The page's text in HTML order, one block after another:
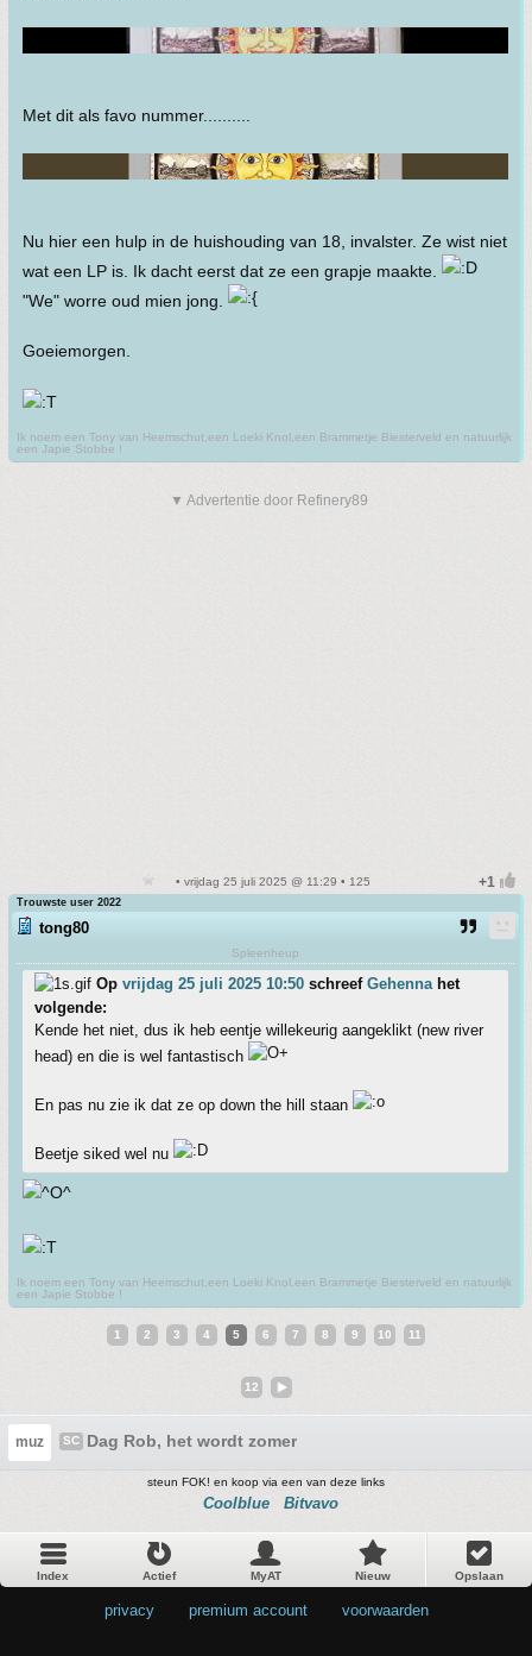
Met dit als favo nummer..........
Nu hier een hulp in de huishouding van 18, invalster. Ze wist niet
wat een LP is. Ik dacht eerst dat ze een grapje maakte.
"We" worre oud mien jong.
Goeiemorgen.
Ik noem een Tony van Heemschut,een Loeki Knol,een Brammetje Biesterveld en natuurlijk
een Japie Stobbe !
▼ Advertentie door Refinery89
• vrijdag 25 juli 2025 @ 11:29 • 125
Trouwste user 2022
tong80
Spleenheup
Op vrijdag 25 juli 2025 10:50 schreef Gehenna het
volgende:
Kende het niet, dus ik heb eentje willekeurig aangeklikt (new river
head) en die is wel fantastisch
En pas nu zie ik dat ze op down the hill staan
Beetje siked wel nu
Ik noem een Tony van Heemschut,een Loeki Knol,een Brammetje Biesterveld en natuurlijk
een Japie Stobbe !
1 2 3 4 5 6 7 8 9 10 11
12
muz SC Dag Rob, het wordt zomer
steun FOK! en koop via een van deze links
Coolblue Bitvavo
Index Actief MyAT Nieuw Opslaan
privacy premium account voorwaarden